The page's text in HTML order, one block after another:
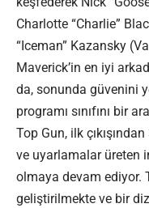
Charlotte “Charlie”
“Iceman” Kazansky
Maverick’in en iyi
da, sonunda güvenini
programı sınıfını bir
Top Gun, ilk
ve uyarlamalar üreten
olmaya devam ediyor.
geliştirilmekte ve bir